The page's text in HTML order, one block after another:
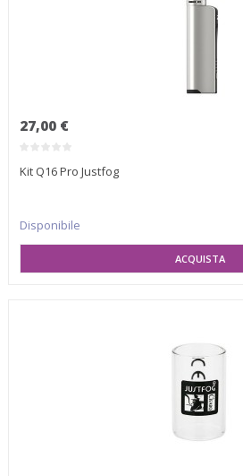
27,00 €
Kit Q16 Pro Justfog
Disponibile